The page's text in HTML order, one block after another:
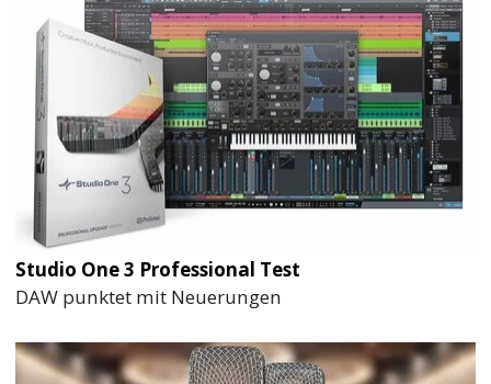
Studio One 3 Professional Test
DAW punktet mit Neuerungen